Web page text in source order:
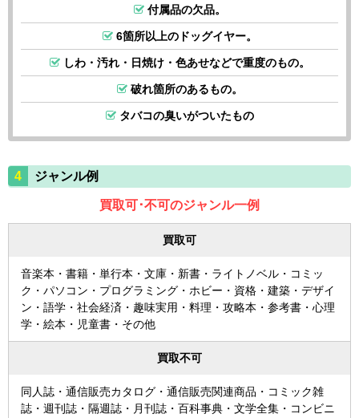
付属品の欠品。
6箇所以上のドッグイヤー。
しわ・汚れ・日焼け・色あせなどで重度のもの。
破れ箇所のあるもの。
タバコの臭いがついたもの
ジャンル例
買取可･不可のジャンル一例
買取可
音楽本・書籍・単行本・文庫・新書・ライトノベル・コミッ
ク・パソコン・プログラミング・ホビー・資格・建築・デザイ
ン・語学・社会経済・趣味実用・料理・攻略本・参考書・心理
学・絵本・児童書・その他
買取不可
同人誌・通信販売カタログ・通信販売関連商品・コミック雑
誌・週刊誌・隔週誌・月刊誌・百科事典・文学全集・コンビニ